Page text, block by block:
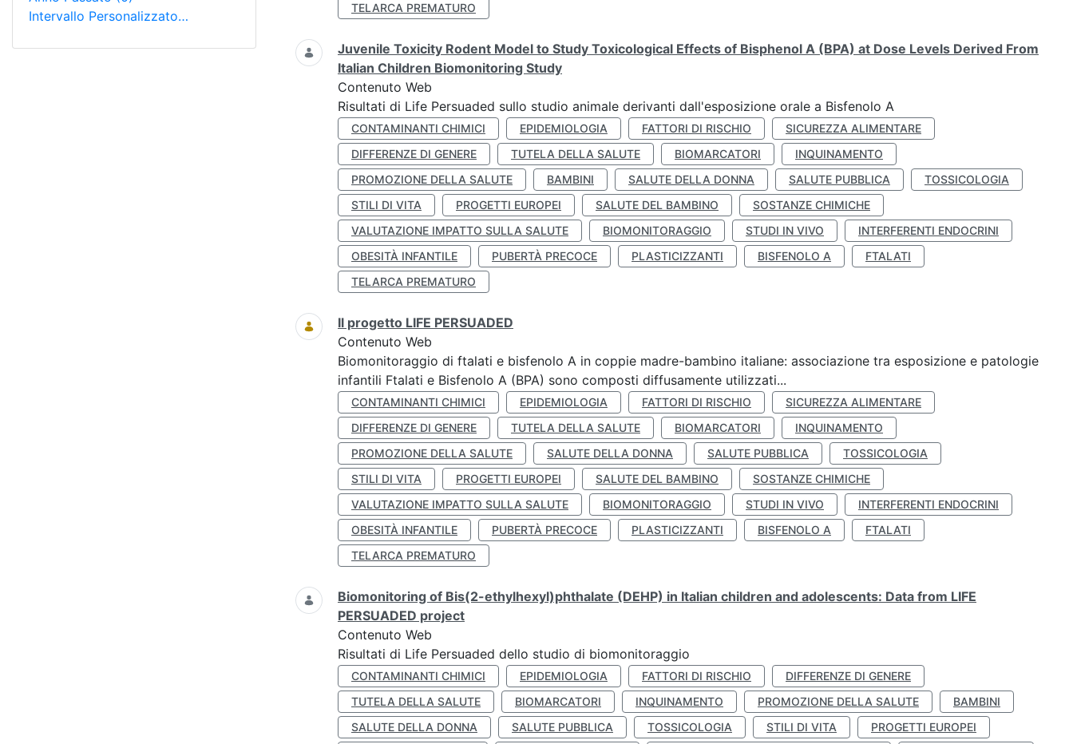
Intervallo Personalizzato…
TELARCA PREMATURO
Juvenile Toxicity Rodent Model to Study Toxicological Effects of Bisphenol A (BPA) at Dose Levels Derived From
Italian Children Biomonitoring Study
Contenuto Web
Risultati di Life Persuaded sullo studio animale derivanti dall'esposizione orale a Bisfenolo A
CONTAMINANTI CHIMICI EPIDEMIOLOGIA FATTORI DI RISCHIO
SICUREZZA ALIMENTARE
DIFFERENZE DI GENERE
TUTELA DELLA SALUTE BIOMARCATORI
INQUINAMENTO
PROMOZIONE DELLA SALUTE
BAMBINI SALUTE DELLA DONNA SALUTE PUBBLICA
TOSSICOLOGIA
STILI DI VITA
PROGETTI EUROPEI SALUTE DEL BAMBINO
SOSTANZE CHIMICHE
VALUTAZIONE IMPATTO SULLA SALUTE
BIOMONITORAGGIO STUDI IN VIVO
INTERFERENTI ENDOCRINI
OBESITÀ INFANTILE
PUBERTÀ PRECOCE PLASTICIZZANTI BISFENOLO A
FTALATI
TELARCA PREMATURO
Il progetto LIFE PERSUADED
Contenuto Web
Biomonitoraggio di ftalati e bisfenolo A in coppie madre-bambino italiane: associazione tra esposizione e patologie
infantili Ftalati e Bisfenolo A (BPA) sono composti diffusamente utilizzati...
CONTAMINANTI CHIMICI EPIDEMIOLOGIA FATTORI DI RISCHIO
SICUREZZA ALIMENTARE
DIFFERENZE DI GENERE
TUTELA DELLA SALUTE BIOMARCATORI
INQUINAMENTO
PROMOZIONE DELLA SALUTE
SALUTE DELLA DONNA SALUTE PUBBLICA
TOSSICOLOGIA
STILI DI VITA
PROGETTI EUROPEI SALUTE DEL BAMBINO
SOSTANZE CHIMICHE
VALUTAZIONE IMPATTO SULLA SALUTE
BIOMONITORAGGIO STUDI IN VIVO
INTERFERENTI ENDOCRINI
OBESITÀ INFANTILE
PUBERTÀ PRECOCE PLASTICIZZANTI BISFENOLO A
FTALATI
TELARCA PREMATURO
Biomonitoring of Bis(2-ethylhexyl)phthalate (DEHP) in Italian children and adolescents: Data from LIFE
PERSUADED project
Contenuto Web
Risultati di Life Persuaded dello studio di biomonitoraggio
CONTAMINANTI CHIMICI EPIDEMIOLOGIA FATTORI DI RISCHIO
DIFFERENZE DI GENERE
TUTELA DELLA SALUTE
BIOMARCATORI INQUINAMENTO PROMOZIONE DELLA SALUTE
BAMBINI
SALUTE DELLA DONNA
SALUTE PUBBLICA TOSSICOLOGIA STILI DI VITA
PROGETTI EUROPEI